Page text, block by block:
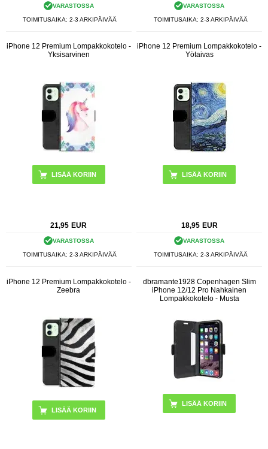
VARASTOSSA
TOIMITUSAIKA: 2-3 ARKIPÄIVÄÄ
VARASTOSSA
TOIMITUSAIKA: 2-3 ARKIPÄIVÄÄ
iPhone 12 Premium Lompakkokotelo -
Yksisarvinen
21,95 EUR
VARASTOSSA
TOIMITUSAIKA: 2-3 ARKIPÄIVÄÄ
iPhone 12 Premium Lompakkokotelo -
Yötaivas
18,95 EUR
VARASTOSSA
TOIMITUSAIKA: 2-3 ARKIPÄIVÄÄ
iPhone 12 Premium Lompakkokotelo -
Zeebra
dbramante1928 Copenhagen Slim
iPhone 12/12 Pro Nahkainen
Lompakkokotelo - Musta